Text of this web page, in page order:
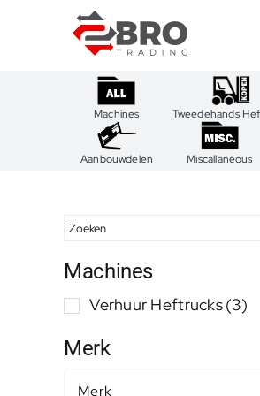
Machines Tweedehands
Aanbouwdelen Miscallaneous
Machines
Verhuur Heftrucks(3)
Merk
Merk